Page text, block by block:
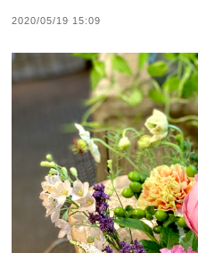
2020/05/19 15:09